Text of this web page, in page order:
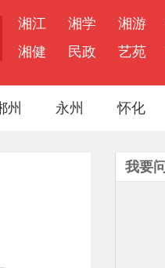
湘江 湘学 湘游
湘健
民政 艺苑
州 永州 怀化
我要问